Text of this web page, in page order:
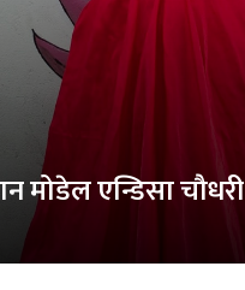
मोडेल एन्डिसा चौधरी